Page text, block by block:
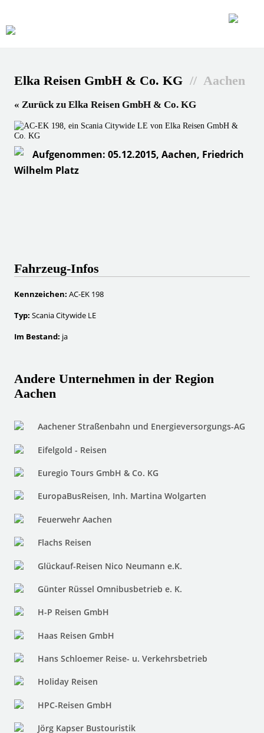
Elka Reisen GmbH & Co. KG // Aachen
« Zurück zu Elka Reisen GmbH & Co. KG
Aufgenommen: 05.12.2015, Aachen, Friedrich
Wilhelm Platz
Fahrzeug-Infos
Kennzeichen: AC-EK 198
Typ: Scania Citywide LE
Im Bestand: ja
Andere Unternehmen in der Region
Aachen
Aachener Straßenbahn und Energieversorgungs-AG
Eifelgold - Reisen
Euregio Tours GmbH & Co. KG
EuropaBusReisen, Inh. Martina Wolgarten
Feuerwehr Aachen
Flachs Reisen
Glückauf-Reisen Nico Neumann e.K.
Günter Rüssel Omnibusbetrieb e. K.
H-P Reisen GmbH
Haas Reisen GmbH
Hans Schloemer Reise- u. Verkehrsbetrieb
Holiday Reisen
HPC-Reisen GmbH
Jörg Kapser Bustouristik